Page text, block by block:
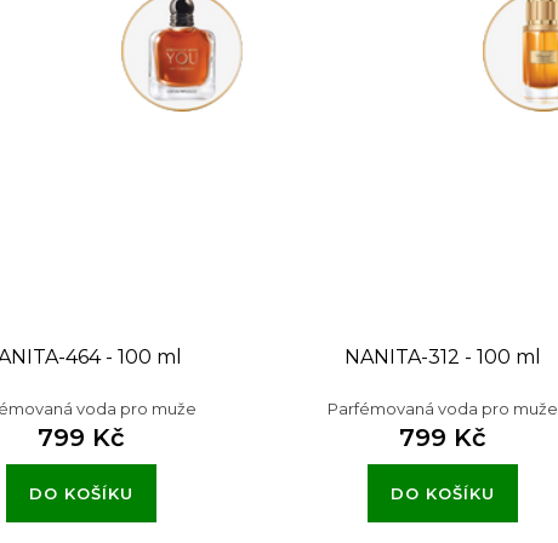
464 - 100 ml
voda pro muže
799 Kč
DO KOŠÍKU
NANITA-312 - 100 ml
Parfémovaná voda pro muže
799 Kč
DO KOŠÍKU